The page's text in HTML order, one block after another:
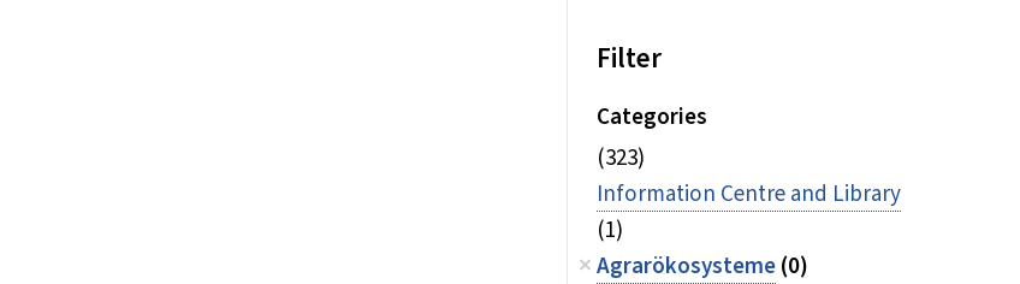
Filter
Categories
(323)
Information Centre and Library
(1)
Agrarökosysteme(0)